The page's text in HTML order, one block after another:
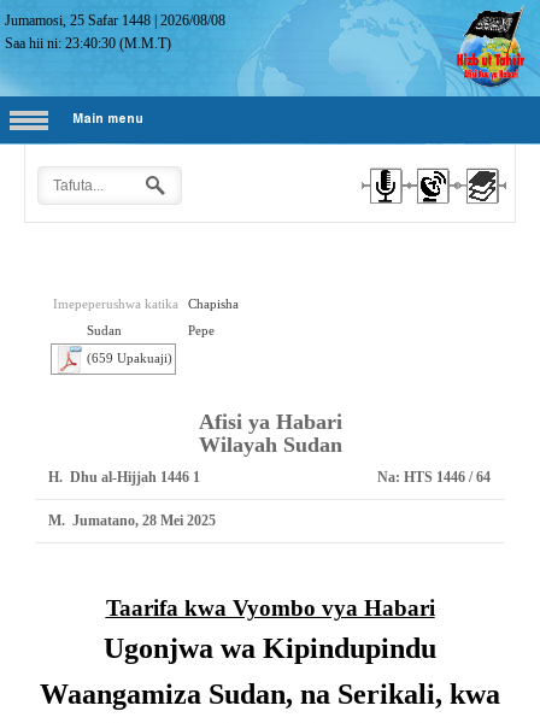
Jumamosi, 25 Safar 1448 |2026/08/08
Saa hii ni:23:40:31 (M.M.T)
Main menu
Imepeperushwa katika
Sudan
Chapisha
Pepe
(659 Upakuaji)
Afisi ya Habari
Wilayah Sudan
H. 1 Dhu al-Hijjah 1446 Na: HTS 1446 / 64
M. Jumatano, 28 Mei 2025
Taarifa kwa Vyombo vya Habari
Ugonjwa wa Kipindupindu
Waangamiza Sudan, na Serikali, kwa